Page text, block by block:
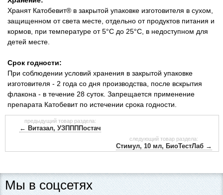
Хранят Катобевит® в закрытой упаковке изготовителя в сухом,
защищенном от света месте, отдельно от продуктов питания и
кормов, при температуре от 5°С до 25°С, в недоступном для
детей месте.
Срок годности:
При соблюдении условий хранения в закрытой упаковке
изготовителя - 2 года со дня производства, после вскрытия
флакона - в течение 28 суток. Запрещается применение
препарата Катобевит по истечении срока годности.
предыдущий товар раздела:
← Витазал, УЗППППостач
следующий товар раздела:
Стимул, 10 мл, БиоТестЛаб →
Мы в соцсетях